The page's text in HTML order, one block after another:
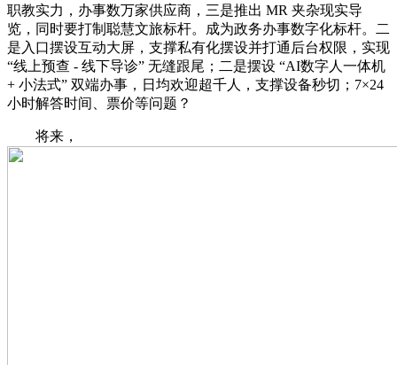
职教实力，办事数万家供应商，三是推出 MR 夹杂现实导
览，同时要打制聪慧文旅标杆。成为政务办事数字化标杆。二
是入口摆设互动大屏，支撑私有化摆设并打通后台权限，实现
“线上预查 - 线下导诊” 无缝跟尾；二是摆设 “AI数字人一体机
+ 小法式” 双端办事，日均欢迎超千人，支撑设备秒切；7×24
小时解答时间、票价等问题？
将来，